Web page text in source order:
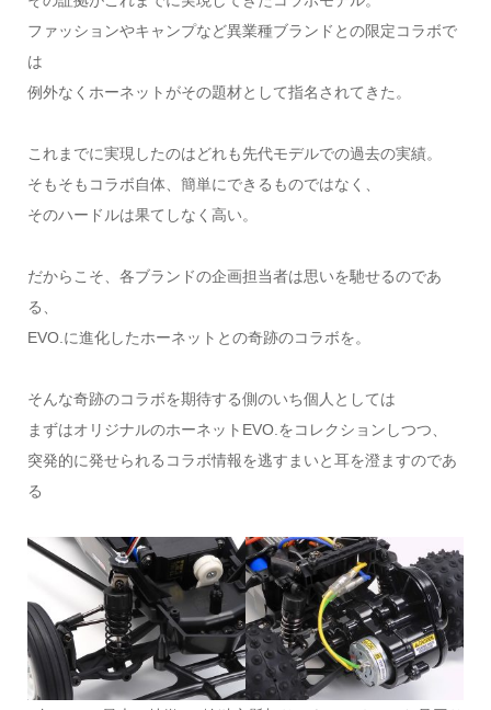
ファッションやキャンプなど異業種ブランドとの限定コラボで
は
例外なくホーネットがその題材として指名されてきた。
これまでに実現したのはどれも先代モデルでの過去の実績。
そもそもコラボ自体、簡単にできるものではなく、
そのハードルは果てしなく高い。
だからこそ、各ブランドの企画担当者は思いを馳せるのであ
る、
EVO.に進化したホーネットとの奇跡のコラボを。
そんな奇跡のコラボを期待する側のいち個人としては
まずはオリジナルのホーネットEVO.をコレクションしつつ、
突発的に発せられるコラボ情報を逃すまいと耳を澄ますのであ
る